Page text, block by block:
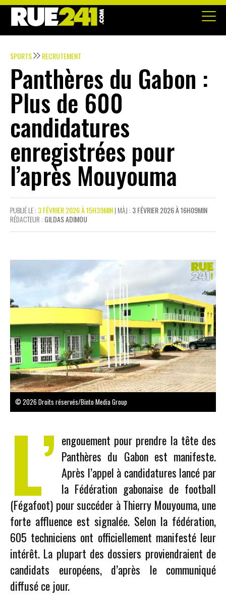
SPORTS RECRUTEMENT
Panthères du Gabon :
Plus de 600
candidatures
enregistrées pour
l’après Mouyouma
PUBLIÉ LE : 3 FÉVRIER 2026 À 15H39MIN| MÀJ : 3 FÉVRIER 2026 À 16H09MIN
RÉDACTEUR : GILDAS ADIMOU
© 2026 Droits réservés/Binto Media Group
L’ engouement pour prendre la tête des
Panthères du Gabon est manifeste.
Après l’appel à candidatures lancé par
la Fédération gabonaise de football
(Fégafoot) pour succéder à Thierry Mouyouma, une
forte affluence est signalée. Selon la fédération,
605 techniciens ont officiellement manifesté leur
intérêt. La plupart des dossiers proviendraient de
candidats européens, d’après le communiqué
diffusé ce jour.